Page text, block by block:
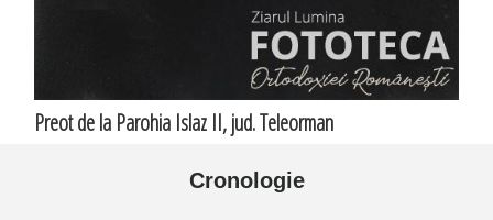
Preot de la Parohia Islaz II, jud. Teleorman
Cronologie